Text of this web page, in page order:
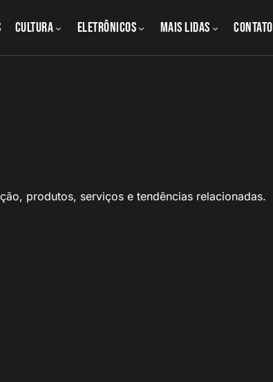
CULTURA Eletrônicos MAIS LIDAS CONTATO
produtos, serviços e tendências relacionadas.